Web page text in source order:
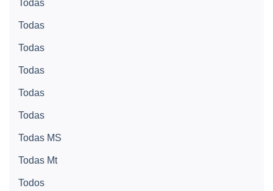
Todas
Todas
Todas
Todas
Todas
Todas
Todas MS
Todas Mt
Todos